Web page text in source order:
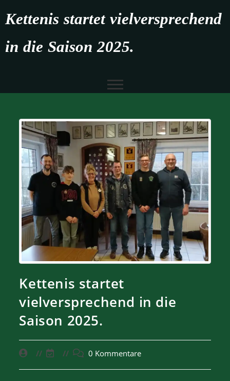
Kettenis startet vielversprechend
in die Saison 2025.
Kettenis startet
vielversprechend in die
Saison 2025.
0 Kommentare